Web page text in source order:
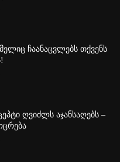
ჩაანაცვლებს თქვენს
ღვიძლს აჯანსაღებს –